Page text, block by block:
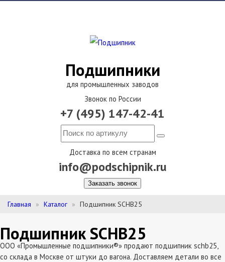
Подшипники
для промышленных заводов
Звонок по России
+7 (495) 147-42-41
Доставка по всем странам
info@podschipnik.ru
Заказать звонок
Главная Каталог Подшипник SCHB25
Подшипник SCHB25
ООО «Промышленные подшипники®» продают подшипник schb25,
со склада в Москве от штуки до вагона. Доставляем детали во все